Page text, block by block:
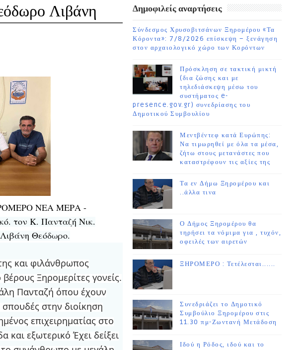
Λιβάνη
ΝΕΑ ΜΕΡΑ -
τον Κ. Πανταζή Νικ.
Θεόδωρο.
και φιλάνθρωπος
Ξηρομερίτες γονείς.
Πανταζή όπου έχουν
στην διοίκηση
επιχειρηματίας στο
και εξωτερικό Έχει δείξει
Δημοφιλείς αναρτήσεις
Σύνδεσμος Χρυσοβιτσάνων Ξηρομέρου «Τα
Κόροντα»: 7/8/2026 επίσκεψη – ξενάγηση
στον αρχαιολογικό χώρο των Κορόντων
Πρόσκληση σε τακτική μικτή
(δια ζώσης και με
τηλεδιάσκεψη μέσω του
συστήματος e-
presence.gov.gr) συνεδρίασης του
Δημοτικού Συμβουλίου
Μεντβέντεφ κατά Ευρώπης:
Να τιμωρηθεί με όλα τα μέσα,
ζήτω στους μετανάστες που
καταστρέφουν τις αξίες της
Τα εν Δήμω Ξηρομέρου και
..άλλα τινα
Ο Δήμος Ξηρομέρου θα
τηρήσει τα νόμιμα για , τυχόν,
οφειλές των αιρετών
ΞΗΡΟΜΕΡΟ : Τετέλεσται......
Συνεδριάζει το Δημοτικό
Συμβούλιο Ξηρομέρου στις
11.30 πμ-Ζωντανή Μετάδοση
Ιδού η Ρόδος, ιδού και το